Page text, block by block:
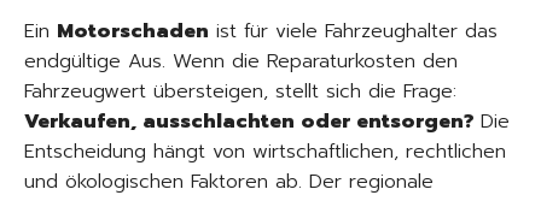
Ein Motorschaden ist für viele Fahrzeughalter das
endgültige Aus. Wenn die Reparaturkosten den
Fahrzeugwert übersteigen, stellt sich die Frage:
Verkaufen, ausschlachten oder entsorgen? Die
Entscheidung hängt von wirtschaftlichen, rechtlichen
und ökologischen Faktoren ab. Der regionale